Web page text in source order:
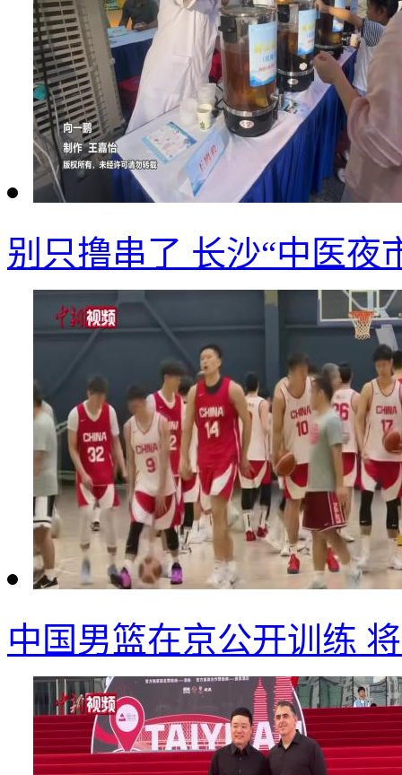
别只撸串了 长沙“中医夜
中国男篮在京公开训练